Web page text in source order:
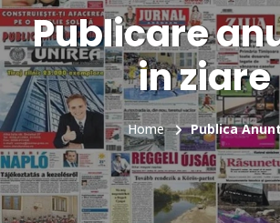
Publicare
in ziare
Home Publica Anunt